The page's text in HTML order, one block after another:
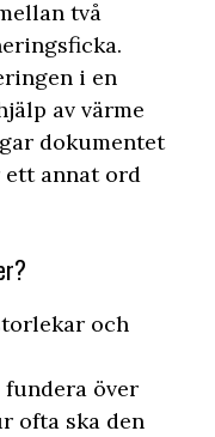
två
i en
av värme
dokumentet
ett annat ord
och
över
ofta ska den